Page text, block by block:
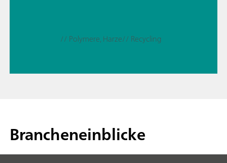
// Polymere, Harze// Recycling
Brancheneinblicke